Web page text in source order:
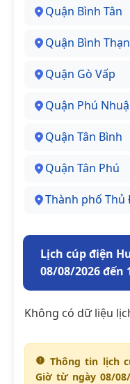
Quận Bình Tân
Quận Bình
Quận Gò Vấp
Quận Phú
Quận Tân Bình
Quận Tân Phú
Thành phố Thủ
Lịch cúp điện
08/08/2026 đến
Không có dữ liệu
Thông tin lịch
Giờ từ ngày 08/